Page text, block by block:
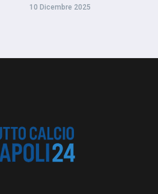
10 Dicembre 2025